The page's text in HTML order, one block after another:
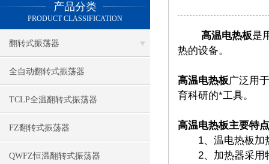
产品分类
PRODUCT CLASSIFICATION
翻转式振荡器
全自动翻转式振荡器
TCLP全温翻转式振荡器
FZ翻转式振荡器
QWFZ恒温翻转式振荡器
高温电热板是
热的设备。
高温电热板广泛用
育科研的*工具。
高温电热板主要特点
1、温电热板加热
2、加热器采用特